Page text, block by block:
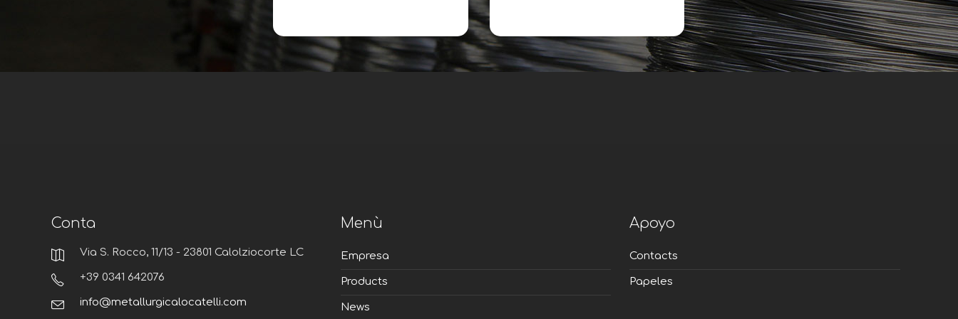
Conta
Via S. Rocco, 11/13 - 23801 Calolziocorte LC
+39 0341 642076
info@metallurgicalocatelli.com
Menù
Empresa
Products
News
Apoyo
Contacts
Papeles